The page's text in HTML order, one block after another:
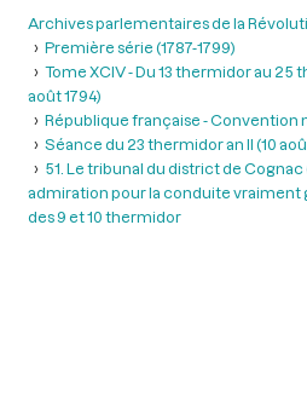
Archives parlementaires de la
Première série (1787-1799)
Tome XCIV - Du 13 thermidor au 25
août 1794)
République française - Convention
Séance du 23 thermidor an II (10
51. Le tribunal du district de
admiration pour la conduite vraiment
des 9 et 10 thermidor